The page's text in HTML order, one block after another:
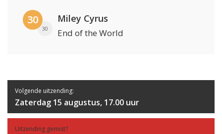
30
30
Miley Cyrus
End of the World
Volgende uitzending:
Zaterdag 15 augustus, 17.00 uur
Uitzending gemist?